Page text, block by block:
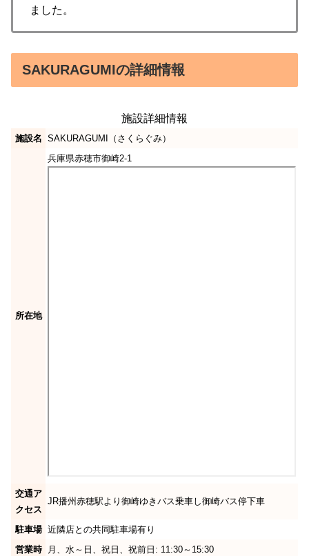
ました。
SAKURAGUMIの詳細情報
施設詳細情報
施設名 SAKURAGUMI（さくらぐみ）
所在地
兵庫県赤穂市御崎2-1
交通ア
クセス
JR播州赤穂駅より御崎ゆきバス乗車し御崎バス停下車
駐車場 近隣店との共同駐車場有り
営業時
月、水～日、祝日、祝前日: 11:30～15:30